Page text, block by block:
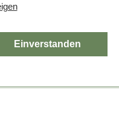
Einverstanden